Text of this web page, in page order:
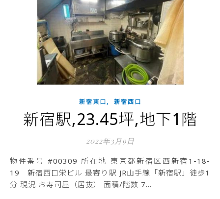
新宿東口, 新宿西口
新宿駅,23.45坪,地下1階
2022年3月9日
物件番号 #00309 所在地 東京都新宿区西新宿1-18-
19 新宿西口栄ビル 最寄り駅 JR山手線「新宿駅」徒歩1
分 現況 お寿司屋（居抜） 面積/階数 7…